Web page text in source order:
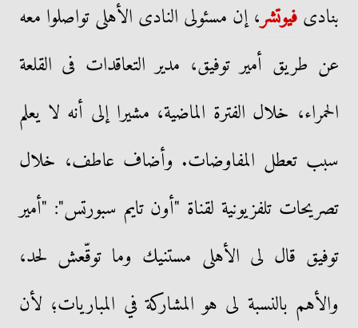
بنادىفيوتشر، إن مسئولى النادى الأهلى تواصلوا معه
عن طريق أمير توفيق، مدير التعاقدات فى القلعة
الحمراء، خلال الفترة الماضية، مشيرا إلى أنه لا يعلم
سبب تعطل المفاوضات. وأضاف عاطف، خلال
تصريحات تلفزيونية لقناة "أون تايم سبورتس": "أمير
توفيق قال لى الأهلى مستنيك وما توقّعش لحد،
والأهم بالنسبة لى هو المشاركة في المباريات؛ لأن